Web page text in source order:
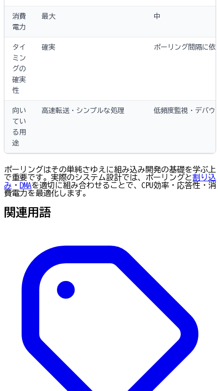
消費
電力
最大 中
タイ
ミン
グの
確実
性
確実 ポーリング間隔に依
向い
てい
る用
途
高速転送・シンプルな処理 低頻度監視・デバウ
ポーリングはその単純さゆえに組み込み開発の基礎を学ぶ上
で重要です。実際のシステム設計では、ポーリングと割り込
み ・ DMAを適切に組み合わせることで、CPU効率・応答性・消
費電力を最適化します。
関連用語